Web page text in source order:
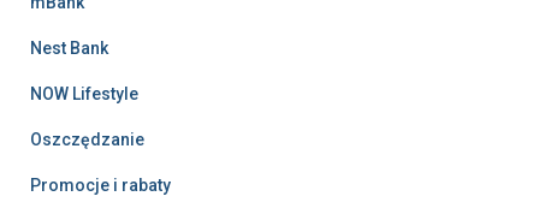
Nest Bank
NOW Lifestyle
Oszczędzanie
Promocje i rabaty